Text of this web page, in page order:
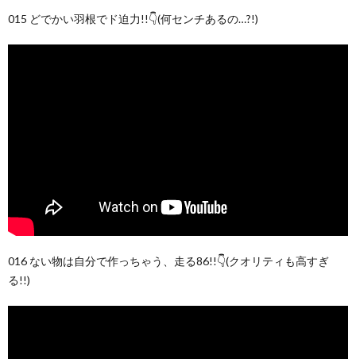
015 どでかい羽根でド迫力!!👇(何センチあるの…?!)
016 ない物は自分で作っちゃう、走る86!!👇(クオリティも高すぎ
る!!)